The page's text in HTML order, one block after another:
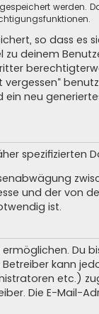
so dass
zu deinem
neu
spezifizierten
und der von
ist.
Du
kann
etc.)
Die E-Mail-